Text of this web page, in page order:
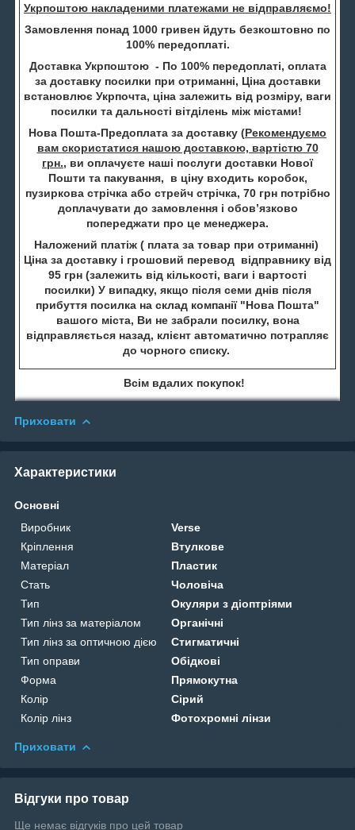
Укрпоштою накладеними платежами не відправляємо!
Замовлення понад 1000 гривен йдуть безкоштовно по
100% передоплаті.
Доставка Укрпоштою - По 100% передоплаті, оплата
за доставку посилки при отриманні, Ціна доставки
встановлює Укрпочта, ціна залежить від розміру, ваги
посилки та дальності вітділень між містами!
Нова Пошта-Предоплата за доставку (Рекомендуємо
вам скористатися нашою доставкою, вартістю 70
грн., ви оплачуєте наші послуги доставки Нової
Пошти та пакування, в ціну входить коробок,
пузиркова стрічка або стрейч стрічка, 70 грн потрібно
доплачувати до замовлення і обов’язково
попереджати про це менеджера.
Наложений платіж ( плата за товар при отриманні)
Ціна за доставку і грошовий перевод відправнику від
95 грн (залежить від кількості, ваги і вартості
посилки) У випадку, якщо після семи днів після
прибуття посилка на склад компанії "Нова Пошта"
вашого міста, Ви не забрали посилку, вона
відправляється назад, клієнт автоматично потрапляє
до чорного списку.
Всім вдалих покупок!
Приховати
Характеристики
Основні
Виробник
Verse
Кріплення
Втулкове
Матеріал
Пластик
Стать
Чоловіча
Тип
Окуляри з діоптріями
Тип лінз за матеріалом
Органічні
Тип лінз за оптичною дією
Стигматичні
Тип оправи
Обідкові
Форма
Прямокутна
Колір
Сірий
Колір лінз
Фотохромні лінзи
Приховати
Відгуки про товар
Ще немає відгуків про цей товар